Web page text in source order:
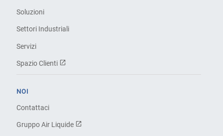
Soluzioni
Settori Industriali
Servizi
Spazio Clienti
NOI
Contattaci
Gruppo Air Liquide